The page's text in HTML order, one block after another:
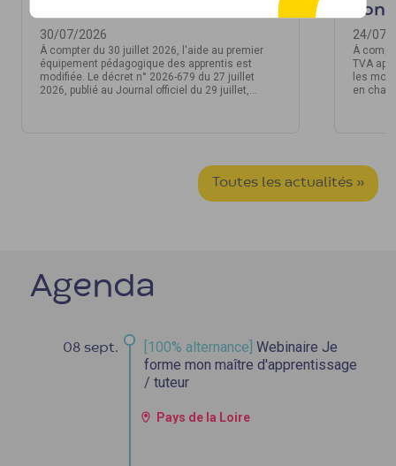
Toutes les actualités »
30/07/2026
À compter du 30 juillet 2026, l'aide au premier
équipement pédagogique des apprentis est
modifiée. Le décret n° 2026-679 du 27 juillet
2026, publié au Journal officiel du 29 juillet,
24/07/
À
TVA
les
en
Agenda
08 sept. [100% alternance] Webinaire Je
forme mon maître d'apprentissage
/ tuteur
Pays de la Loire